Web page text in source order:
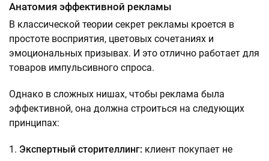
Анатомия эффективной рекламы
В классической теории секрет рекламы кроется в
простоте восприятия, цветовых сочетаниях и
эмоциональных призывах. И это отлично работает для
товаров импульсивного спроса.
Однако в сложных нишах, чтобы реклама была
эффективной, она должна строиться на следующих
принципах:
Экспертный сторителлинг: клиент покупает не